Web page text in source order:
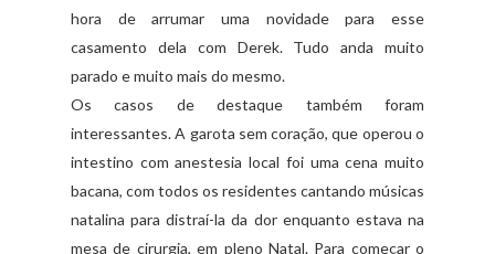
hora de arrumar uma novidade para esse
casamento dela com Derek. Tudo anda muito
parado e muito mais do mesmo.
Os casos de destaque também foram
interessantes. A garota sem coração, que operou o
intestino com anestesia local foi uma cena muito
bacana, com todos os residentes cantando músicas
natalina para distraí-la da dor enquanto estava na
mesa de cirurgia, em pleno Natal. Para começar o